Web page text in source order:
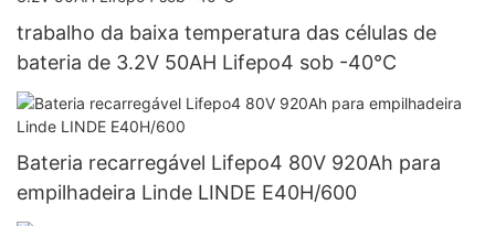
trabalho da baixa temperatura das células de
bateria de 3.2V 50AH Lifepo4 sob -40°C
Bateria recarregável Lifepo4 80V 920Ah para
empilhadeira Linde LINDE E40H/600